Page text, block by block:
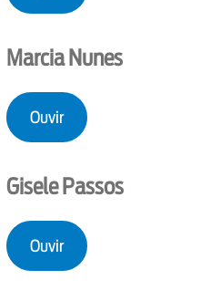
Marcia Nunes
Ouvir
Gisele Passos
Ouvir